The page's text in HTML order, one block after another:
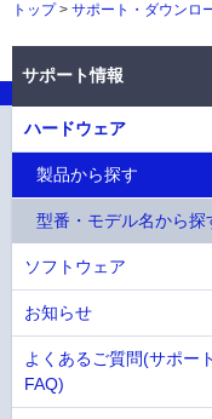
トップ サポート・ダウンロ
サポート情報
ハードウェア
製品から探す
型番・モデル名から探
ソフトウェア
お知らせ
よくあるご質問(サポート
FAQ)